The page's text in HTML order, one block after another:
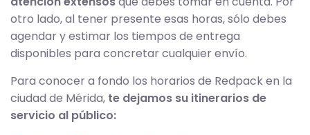
otro lado, al tener presente esas horas, sólo debes
agendar y estimar los tiempos de entrega
disponibles para concretar cualquier envío.
Para conocer a fondo los horarios de Redpack en la
ciudad de Mérida, te dejamos su itinerarios de
servicio al público: